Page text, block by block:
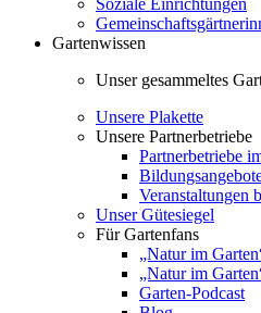
Soziale Einrichtungen
Gartenwissen
Unser gesammeltes
Unsere Plakette
Unsere Partnerbetriebe
Partnerbetriebe
Veranstaltungen
Unser Gütesiegel
Für Gartenfans
„Natur im
„Natur im
Garten-Podcast